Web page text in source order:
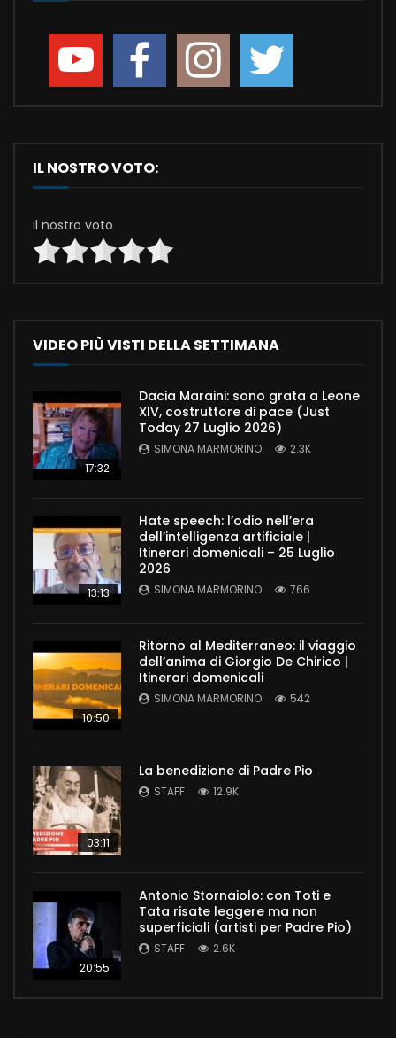
IL NOSTRO VOTO:
Il nostro voto
VIDEO PIÙ VISTI DELLA SETTIMANA
17:32
Dacia Maraini: sono grata a Leone
XIV, costruttore di pace (Just
Today 27 Luglio 2026)
SIMONA MARMORINO 2.3K
13:13
Hate speech: l’odio nell’era
dell’intelligenza artificiale |
Itinerari domenicali – 25 Luglio
2026
SIMONA MARMORINO 766
10:50
Ritorno al Mediterraneo: il viaggio
dell’anima di Giorgio De Chirico |
Itinerari domenicali
SIMONA MARMORINO 542
03:11
La benedizione di Padre Pio
STAFF 12.9K
20:55
Antonio Stornaiolo: con Toti e
Tata risate leggere ma non
superficiali (artisti per Padre Pio)
STAFF 2.6K